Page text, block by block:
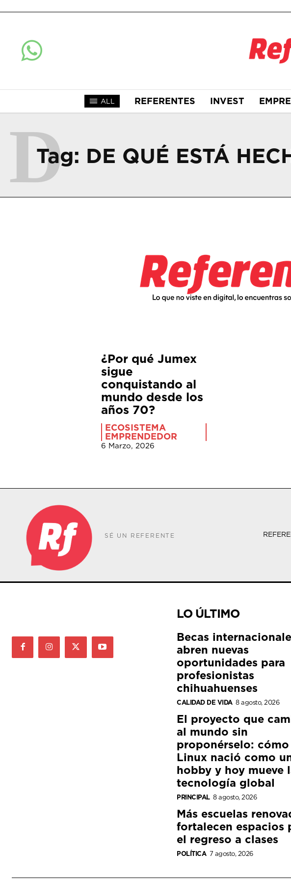
ALL REFERENTES INVEST
Tag: DE QUÉ ESTÁ
D
¿Por qué Jumex
sigue
conquistando al
mundo desde los
años 70?
ECOSISTEMA
EMPRENDEDOR
6 Marzo, 2026
SÉ UN REFERENTE
LO ÚLTIMO
Becas
abren nuevas
oportunidades para
profesionistas
chihuahuenses
CALIDAD DE VIDA 8 agosto, 2026
El proyecto que
al mundo sin
proponérselo: cómo
Linux nació como
hobby y hoy mueve
tecnología global
PRINCIPAL 8 agosto, 2026
Más escuelas
fortalecen espacios
el regreso a clases
POLÍTICA 7 agosto, 2026